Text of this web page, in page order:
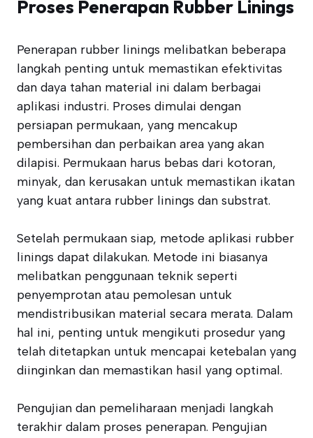
Proses Penerapan Rubber Linings
Penerapan rubber linings melibatkan beberapa
langkah penting untuk memastikan efektivitas
dan daya tahan material ini dalam berbagai
aplikasi industri. Proses dimulai dengan
persiapan permukaan, yang mencakup
pembersihan dan perbaikan area yang akan
dilapisi. Permukaan harus bebas dari kotoran,
minyak, dan kerusakan untuk memastikan ikatan
yang kuat antara rubber linings dan substrat.
Setelah permukaan siap, metode aplikasi rubber
linings dapat dilakukan. Metode ini biasanya
melibatkan penggunaan teknik seperti
penyemprotan atau pemolesan untuk
mendistribusikan material secara merata. Dalam
hal ini, penting untuk mengikuti prosedur yang
telah ditetapkan untuk mencapai ketebalan yang
diinginkan dan memastikan hasil yang optimal.
Pengujian dan pemeliharaan menjadi langkah
terakhir dalam proses penerapan. Pengujian